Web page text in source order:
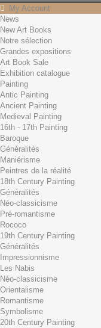
My Account
Contact
English
English
Français
News
Search
Cart (empty)
No products
Free shipping!
0,00 € Total
Check out
Product
your
Quantity
Total
News
New Art Books
Notre sélection
Grandes expositions
Art Book Sale
Exhibition catalogue
Painting
Antic Painting
Ancient Painting
Medieval Painting
16th - 17th Painting
Baroque
Généralités
Maniérisme
Peintres de la réalité
18th Century Painting
Généralités
Néo-classicisme
Pré-romantisme
Rococo
19th Century Painting
Généralités
Impressionnisme
Les Nabis
Néo-classicisme
Orientalisme
Romantisme
Symbolisme
20th Century Painting